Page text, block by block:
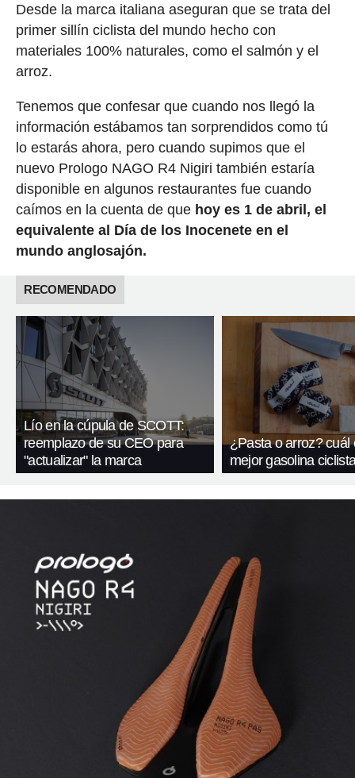
Desde la marca italiana aseguran que se trata del
primer sillín ciclista del mundo hecho con
materiales 100% naturales, como el salmón y el
arroz.
Tenemos que confesar que cuando nos llegó la
información estábamos tan sorprendidos como tú
lo estarás ahora, pero cuando supimos que el
nuevo Prologo NAGO R4 Nigiri también estaría
disponible en algunos restaurantes fue cuando
caímos en la cuenta de que hoy es 1 de abril, el
equivalente al Día de los Inocenete en el
mundo anglosajón.
RECOMENDADO
Lío en la cúpula de SCOTT:
reemplazo de su CEO para
"actualizar" la marca
¿Pasta o arroz? cuál
mejor gasolina